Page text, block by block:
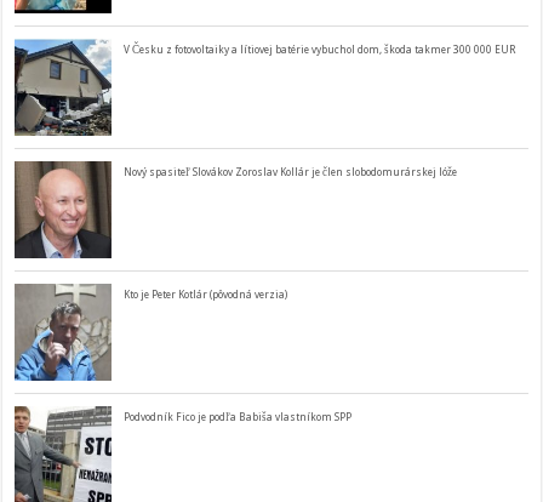
V Česku z fotovoltaiky a lítiovej batérie vybuchol dom, škoda takmer 300 000 EUR
Nový spasiteľ Slovákov Zoroslav Kollár je člen slobodomurárskej lóže
Kto je Peter Kotlár (pôvodná verzia)
Podvodník Fico je podľa Babiša vlastníkom SPP